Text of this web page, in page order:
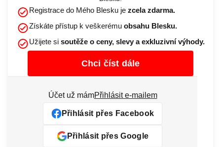
Registrace do Mého Blesku je zcela zdarma.
Získáte přístup k veškerému obsahu Blesku.
Užijete si soutěže o ceny, slevy a exkluzivní výhody.
Chci číst dále
Účet už mámPřihlásit e-mailem
Přihlásit přes Facebook
Přihlásit přes Google